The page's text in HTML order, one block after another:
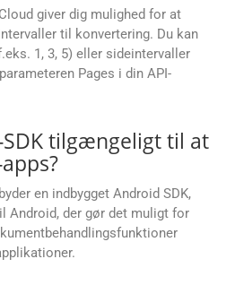
giver dig mulighed for at
til konvertering. Du kan
1, 3, 5) eller sideintervaller
Pages i din API-
tilgængeligt til at
en indbygget Android SDK,
Android, der gør det muligt for